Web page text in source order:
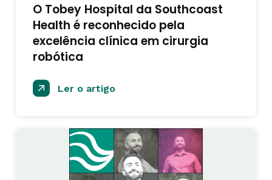
O Tobey Hospital da Southcoast
Health é reconhecido pela
excelência clínica em cirurgia
robótica
Ler o artigo